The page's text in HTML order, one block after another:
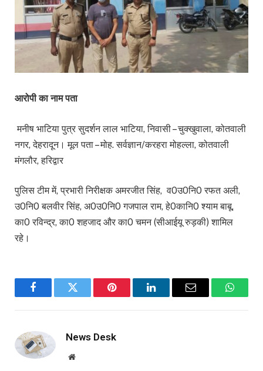
आरोपी का नाम पता
मनीष भाटिया पुत्र सुदर्शन लाल भाटिया, निवासी – चुक्खुवाला, कोतवाली
नगर, देहरादून। मूल पता – मोह. सर्वज्ञान/करहरा मोहल्ला, कोतवाली
मंगलौर, हरिद्वार
पुलिस टीम में, प्रभारी निरीक्षक अमरजीत सिंह, व0उ0नि0 रफत अली,
उ0नि0 बलवीर सिंह, अ0उ0नि0 गजपाल राम, हे0कानि0 श्याम बाबू,
का0 रविन्द्र, का0 शहजाद और का0 चमन (सीआईयू रुड़की) शामिल
रहे।
FacebookTwitter Pinterest LinkedInEmail
News Desk
Website